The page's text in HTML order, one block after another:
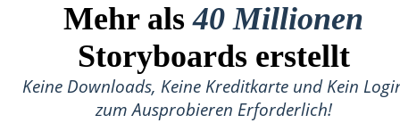
Mehr als40 Millionen
Storyboards erstellt
Keine Downloads, Keine Kreditkarte und Kein
zum Ausprobieren Erforderlich!